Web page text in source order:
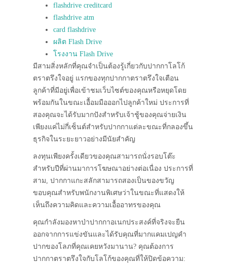
flashdrive creditcard
flashdrive atm
card flashdrive
ผลิต Flash Drive
โรงงาน Flash Drive
มีสามสิ่งหลักที่คุณจำเป็นต้องรู้เกี่ยวกับปากกาโลโก้
ตราตรึงใจอยู่ แรกของทุกปากกาตราตรึงใจเตือน
ลูกค้าที่มีอยู่เพื่อเข้าชมเว็บไซต์ของคุณหรือหยุดโดย
พร้อมกันในขณะเอื้อมมือออกไปลูกค้าใหม่ ประการที่
สองคุณจะได้รับมากปังสำหรับเจ้าชู้ของคุณจ่ายเงิน
เพียงแค่ไม่กี่เซ็นต์สำหรับปากกาแต่ละขณะที่กลองขึ้น
ธุรกิจในระยะยาวอย่างมีนัยสำคัญ
ลงทุนเพียงครั้งเดียวของคุณสามารถนั่งรอบโต๊ะ
สำหรับปีที่ผ่านมาการโฆษณาอย่างต่อเนื่อง ประการที่
สาม, ปากกาแกะสลักสามารถสองเป็นของขวัญ
ขอบคุณสำหรับพนักงานพิเศษว่าในขณะที่แสดงให้
เห็นถึงความคิดและความเอื้ออาทรของคุณ
คุณกำลังมองหาป่าปากกาอเนกประสงค์ที่จริงจะยืน
ออกจากการแข่งขันและได้รับคุณที่มากแคมเปญคำ
ปากของโลภที่คุณเคยหวังมานาน? คุณต้องการ
ปากกาตราตรึงใจกับโลโก้ของคุณที่ให้ปิดข้อความ: